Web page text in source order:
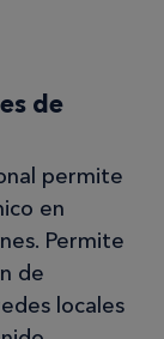
de
permite
en
Permite
de
locales